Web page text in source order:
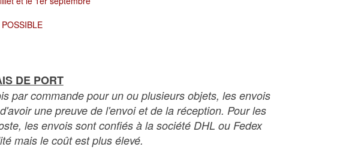
DE PORT
par commande pour un ou plusieurs objets, les envois
une preuve de l'envoi et de la réception. Pour les
les envois sont confiés à la société DHL ou Fedex
mais le coût est plus élevé.